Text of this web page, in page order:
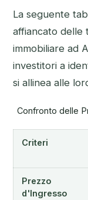
La seguente
affiancato delle
immobiliare ad
investitori a
si allinea alle
Confronto delle
Criteri
Prezzo
d'Ingresso